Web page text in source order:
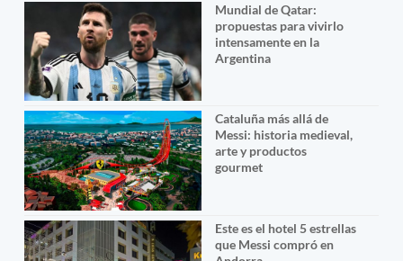
Mundial de Qatar:
propuestas para vivirlo
intensamente en la
Argentina
Cataluña más allá de
Messi: historia medieval,
arte y productos
gourmet
Este es el hotel 5 estrellas
que Messi compró en